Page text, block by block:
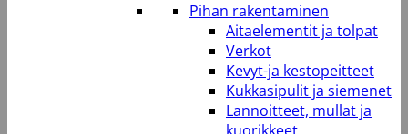
Pihan rakentaminen
Aitaelementit ja tolpat
Verkot
Kevyt-ja kestopeitteet
Kukkasipulit ja siemenet
Lannoitteet, mullat ja